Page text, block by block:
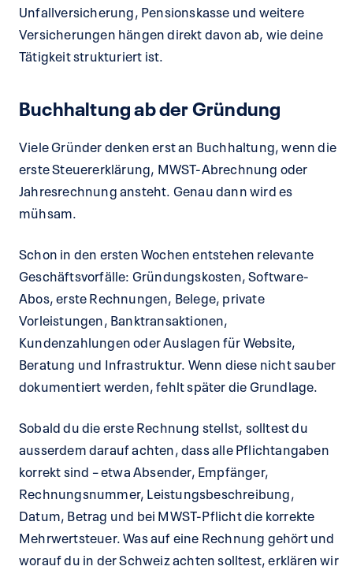
Unfallversicherung, Pensionskasse und weitere
Versicherungen hängen direkt davon ab, wie deine
Tätigkeit strukturiert ist.
Buchhaltung ab der Gründung
Viele Gründer denken erst an Buchhaltung, wenn die
erste Steuererklärung, MWST-Abrechnung oder
Jahresrechnung ansteht. Genau dann wird es
mühsam.
Schon in den ersten Wochen entstehen relevante
Geschäftsvorfälle: Gründungskosten, Software-
Abos, erste Rechnungen, Belege, private
Vorleistungen, Banktransaktionen,
Kundenzahlungen oder Auslagen für Website,
Beratung und Infrastruktur. Wenn diese nicht sauber
dokumentiert werden, fehlt später die Grundlage.
Sobald du die erste Rechnung stellst, solltest du
ausserdem darauf achten, dass alle Pflichtangaben
korrekt sind – etwa Absender, Empfänger,
Rechnungsnummer, Leistungsbeschreibung,
Datum, Betrag und bei MWST-Pflicht die korrekte
Mehrwertsteuer. Was auf eine Rechnung gehört und
worauf du in der Schweiz achten solltest, erklären wir